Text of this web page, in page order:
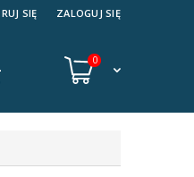
SIĘ ZALOGUJ SIĘ
0